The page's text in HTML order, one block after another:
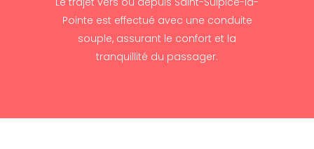
Pointe est effectué avec une conduite
souple, assurant le confort et la
tranquillité du passager.